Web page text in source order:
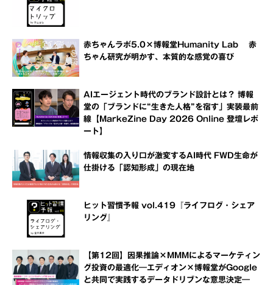
赤ちゃんラボ5.0×博報堂Humanity Lab 赤
ちゃん研究が明かす、本質的な感覚の喜び
AIエージェント時代のブランド設計とは？ 博報
堂の「ブランドに“生きた人格”を宿す」実装最前
線【MarkeZine Day 2026 Online 登壇レポ
ート】
情報収集の入り口が激変するAI時代 FWD生命が
仕掛ける「認知形成」の現在地
ヒット習慣予報 vol.419『ライフログ・シェア
リング』
【第12回】因果推論×MMMによるマーケティン
グ投資の最適化―エディオン×博報堂がGoogle
と共同で実践するデータドリブンな意思決定―